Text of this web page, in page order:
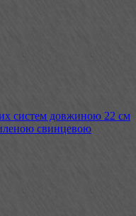
систем довжиною 22 см
свинцевою